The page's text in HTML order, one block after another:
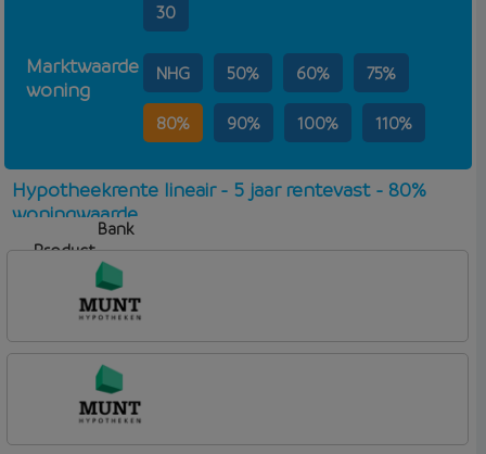
30
Marktwaarde
woning
NHG 50% 60% 75%
80% 90% 100% 110%
Hypotheekrente lineair - 5 jaar rentevast - 80%
woningwaarde
Bank
Product
Aflosvorm
Munt Hypotheken